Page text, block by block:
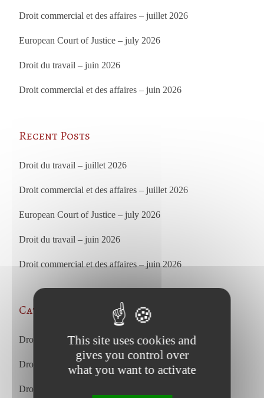
Droit commercial et des affaires – juillet 2026
European Court of Justice – july 2026
Droit du travail – juin 2026
Droit commercial et des affaires – juin 2026
Recent Posts
Droit du travail – juillet 2026
Droit commercial et des affaires – juillet 2026
European Court of Justice – july 2026
Droit du travail – juin 2026
Droit commercial et des affaires – juin 2026
Categories
Droit des affaires et droit commercial
Droit du travail
Droit du travail français et européen
This site uses cookies and
gives you control over
what you want to activate